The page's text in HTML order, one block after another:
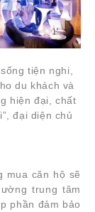
tiện nghi,
du khách và
hiện đại, chất
”, đại diện chủ
mua căn hộ sẽ
trung tâm
phần đảm bảo